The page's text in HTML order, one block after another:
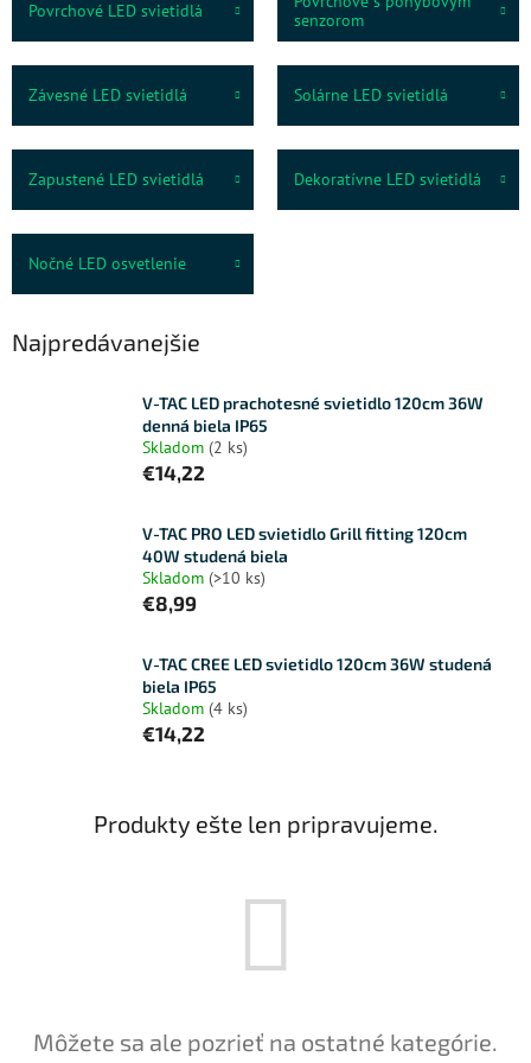
Povrchové LED svietidlá
senzorom
Závesné LED svietidlá Solárne LED svietidlá
Zapustené LED svietidlá Dekoratívne LED svietidlá
Nočné LED osvetlenie
Najpredávanejšie
V-TAC LED prachotesné svietidlo 120cm 36W
denná biela IP65
Skladom (2 ks)
€14,22
V-TAC PRO LED svietidlo Grill fitting 120cm
40W studená biela
Skladom (>10 ks)
€8,99
V-TAC CREE LED svietidlo 120cm 36W studená
biela IP65
Skladom (4 ks)
€14,22
Produkty ešte len pripravujeme.
Môžete sa ale pozrieť na ostatné kategórie.